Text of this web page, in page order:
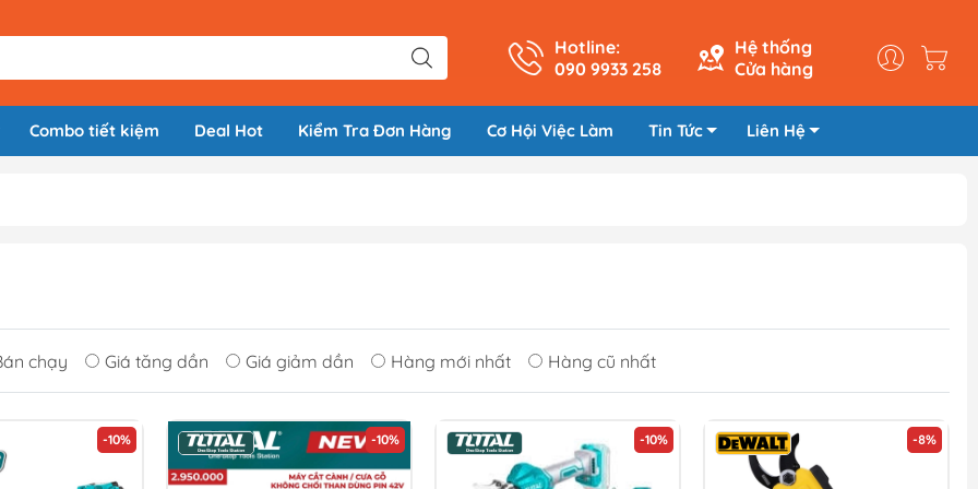
Hotline:
090 9933 258
Hệ thống
Cửa hàng
Combo tiết kiệm Deal Hot Kiểm Tra Đơn Hàng Cơ Hội Việc Làm Tin Tức Liên Hệ
chạy Giá tăng dần Giá giảm dần Hàng mới nhất Hàng cũ nhất
-10% -10% -10% -8%